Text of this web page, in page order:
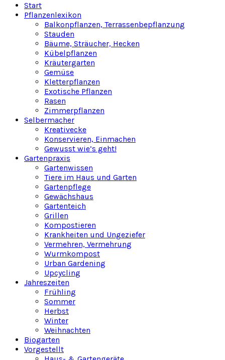
Start
Pflanzenlexikon
Balkonpflanzen, Terrassenbepflanzung
Stauden
Bäume, Sträucher, Hecken
Kübelpflanzen
Kräutergarten
Gemüse
Kletterpflanzen
Exotische Pflanzen
Rasen
Zimmerpflanzen
Selbermacher
Kreativecke
Konservieren, Einmachen
Gewusst wie’s geht!
Gartenpraxis
Gartenwissen
Tiere im Haus und Garten
Gartenpflege
Gewächshaus
Gartenteich
Grillen
Kompostieren
Krankheiten und Ungeziefer
Vermehren, Vermehrung
Wurmkompost
Urban Gardening
Upcycling
Jahreszeiten
Frühling
Sommer
Herbst
Winter
Weihnachten
Biogarten
Vorgestellt